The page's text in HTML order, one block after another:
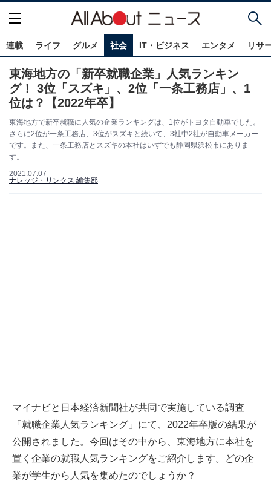
連載 ライフ グルメ 社会 IT・ビジネス エンタメ リサ
東海地方の「新卒就職企業」人気ランキン
グ！ 3位「スズキ」、2位「一条工務店」、1
位は？【2022年卒】
東海地方で新卒就職に人気の企業ランキングは、1位がトヨタ自動車でした。
さらに2位が一条工務店、3位がスズキと続いて、3社中2社が自動車メーカー
です。また、一条工務店とスズキの本社はいずでも静岡県浜松市にありま
す。
2021.07.07
ナレッジ・リンクス 編集部
マイナビと日本経済新聞社が共同で実施している調査
「就職企業人気ランキング」にて、2022年卒版の結果が
公開されました。今回はその中から、東海地方に本社を
置く企業の就職人気ランキングをご紹介します。どの企
業が学生から人気を集めたのでしょうか？